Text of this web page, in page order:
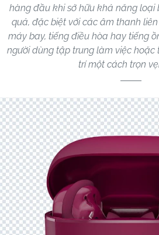
hàng đầu khi sở hữu khả năng loại
quả, đặc biệt với các âm thanh
máy bay, tiếng điều hòa hay tiếng
người dùng tập trung làm việc hoặc
trí một cách trọn